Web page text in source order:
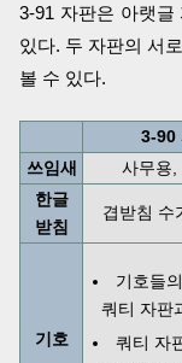
3-91 자판은 아랫글
있다. 두 자판의 서
볼 수 있다.
3-90
쓰임새
사무용,
한글
받침
겹받침 수
기호
기호들
쿼티 자판
쿼티 자